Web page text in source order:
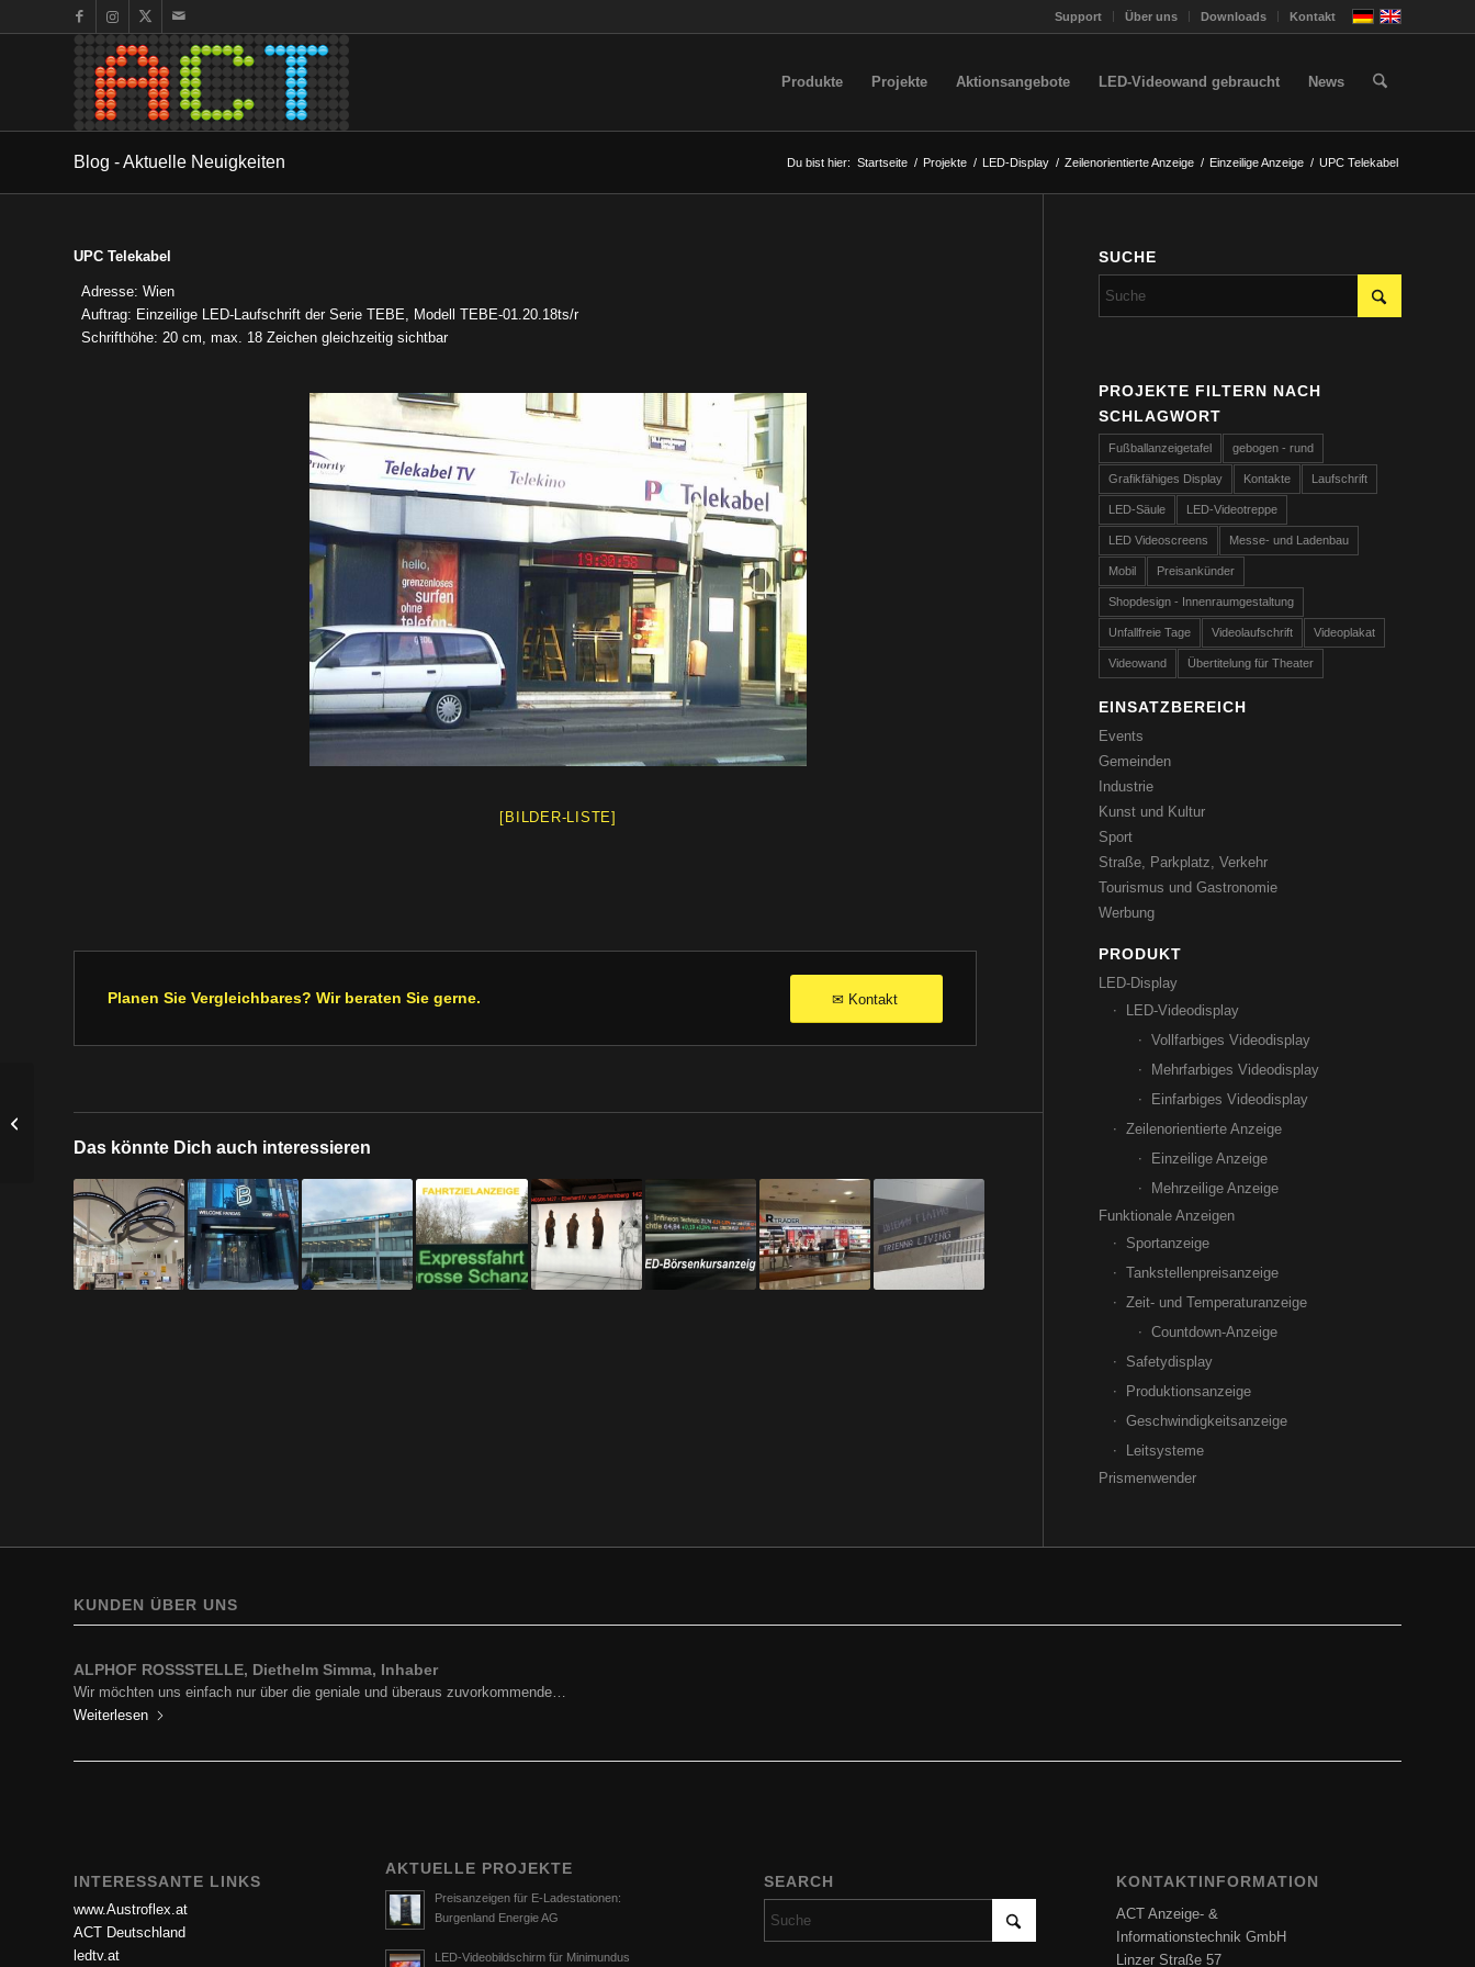
Support Über uns Downloads Kontakt
Produkte Projekte Aktionsangebote LED-Videowand gebraucht News
Blog - Aktuelle Neuigkeiten Du bist hier: Startseite / Projekte / LED-Display / Zeilenorientierte Anzeige / Einzeilige Anzeige / UPC Telekabel
UPC Telekabel
Adresse: Wien
Auftrag: Einzeilige LED-Laufschrift der Serie TEBE, Modell TEBE-01.20.18ts/r
Schrifthöhe: 20 cm, max. 18 Zeichen gleichzeitig sichtbar
[BILDER-LISTE]
Planen Sie Vergleichbares? Wir beraten Sie gerne. ✉ Kontakt
Das könnte Dich auch interessieren
SUCHE
PROJEKTE FILTERN NACH
SCHLAGWORT
Fußballanzeigetafel gebogen - rund
Grafikfähiges Display Kontakte Laufschrift
LED-Säule LED-Videotreppe
LED Videoscreens Messe- und Ladenbau
Mobil Preisankünder
Shopdesign - Innenraumgestaltung
Unfallfreie Tage Videolaufschrift Videoplakat
Videowand Übertitelung für Theater
EINSATZBEREICH
Events
Gemeinden
Industrie
Kunst und Kultur
Sport
Straße, Parkplatz, Verkehr
Tourismus und Gastronomie
Werbung
PRODUKT
LED-Display
LED-Videodisplay
Vollfarbiges Videodisplay
Mehrfarbiges Videodisplay
Einfarbiges Videodisplay
Zeilenorientierte Anzeige
Einzeilige Anzeige
Mehrzeilige Anzeige
Funktionale Anzeigen
Sportanzeige
Tankstellenpreisanzeige
Zeit- und Temperaturanzeige
Countdown-Anzeige
Safetydisplay
Produktionsanzeige
Geschwindigkeitsanzeige
Leitsysteme
Prismenwender
KUNDEN ÜBER UNS
ALPHOF ROSSSTELLE, Diethelm Simma, Inhaber
Wir möchten uns einfach nur über die geniale und überaus zuvorkommende…
Weiterlesen
BP Europe SE, Zweigniederlassung BP Austria, Ing. Hartfried Cincera, GF, Prokurist
Ich darf mich in Erinnerung rufen und zu aller erst für die…
Weiterlesen
INTERESSANTE LINKS
www.Austroflex.at
ACT Deutschland
ledtv.at
AKTUELLE PROJEKTE
Preisanzeigen für E-Ladestationen:
Burgenland Energie AG
LED-Videobildschirm für Minimundus
SEARCH KONTAKTINFORMATION
ACT Anzeige- &
Informationstechnik GmbH
Linzer Straße 57
Stahlbau Grabmayer